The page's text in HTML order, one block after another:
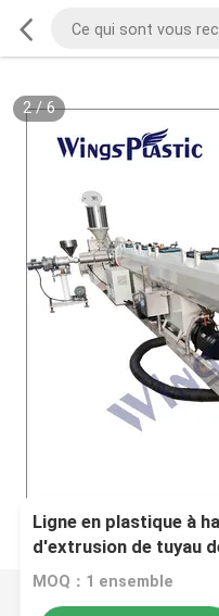
2/6
Ligne en plastique à
d'extrusion de tuyau
polyéthylène de HDPE
MOQ：1 ensemble